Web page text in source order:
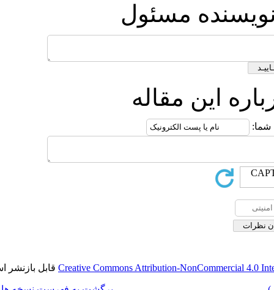
مسئول
مقاله
Creative Commons Attribution-قابل بازنشر است.